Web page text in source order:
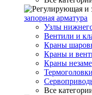
запорная арматура
Узлы
Вентили и
Краны
Краны и
Краны
Термоголовки
Все